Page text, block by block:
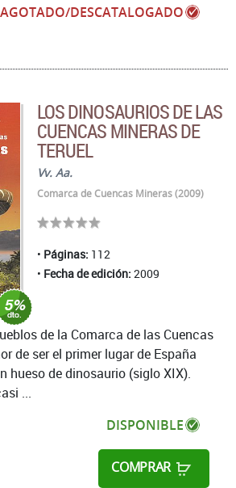
AGOTADO/DESCATALOGADO
LOS DINOSAURIOS DE LAS
CUENCAS MINERAS DE
TERUEL
Vv. Aa.
Comarca de Cuencas Mineras (2009)
Páginas: 112
Fecha de edición: 2009
DISPONIBLE
COMPRAR
de la Comarca de las Cuencas
de ser el primer lugar de España
hueso de dinosaurio (siglo XIX).
...